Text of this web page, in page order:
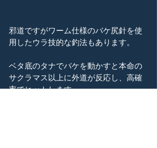
邪道ですがワーム仕様のバケ尻針を使
用したウラ技的な釣法もあります。
ベタ底のタナでバケを動かすと本命の
サクラマス以上に外道が反応し、高確
率でヒットします。